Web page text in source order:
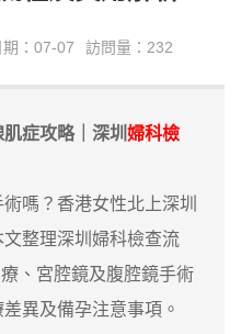
：07-07 訪問量：232
症攻略｜深圳 婦科檢
？香港女性北上深圳
整理深圳婦科檢查流
、宮腔鏡及腹腔鏡手術
異及備孕注意事項。